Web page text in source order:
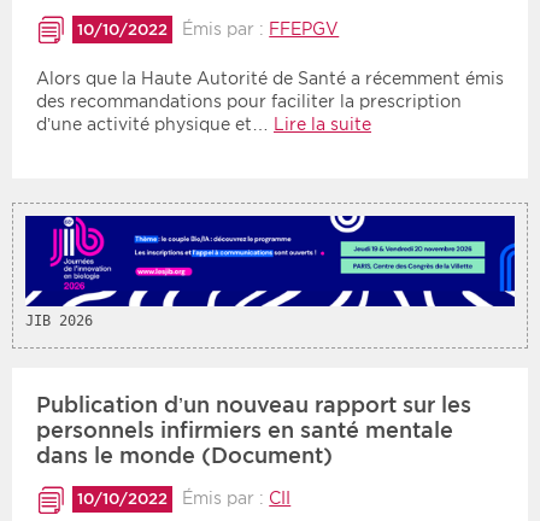
10/10/2022 Émis par : FFEPGV
Alors que la Haute Autorité de Santé a récemment émis
des recommandations pour faciliter la prescription
d’une activité physique et… Lire la suite
JIB 2026
Publication d’un nouveau rapport sur les
personnels infirmiers en santé mentale
dans le monde (Document)
10/10/2022 Émis par : CII